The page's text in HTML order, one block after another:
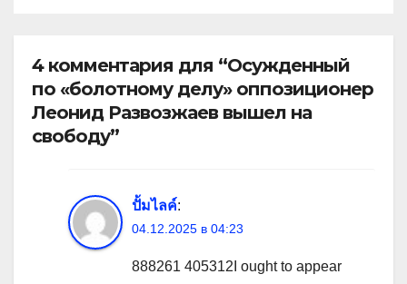
4 комментария для “Осужденный
по «болотному делу» оппозиционер
Леонид Развозжаев вышел на
свободу”
ปั้มไลค์:
04.12.2025 в 04:23
888261 405312I ought to appear